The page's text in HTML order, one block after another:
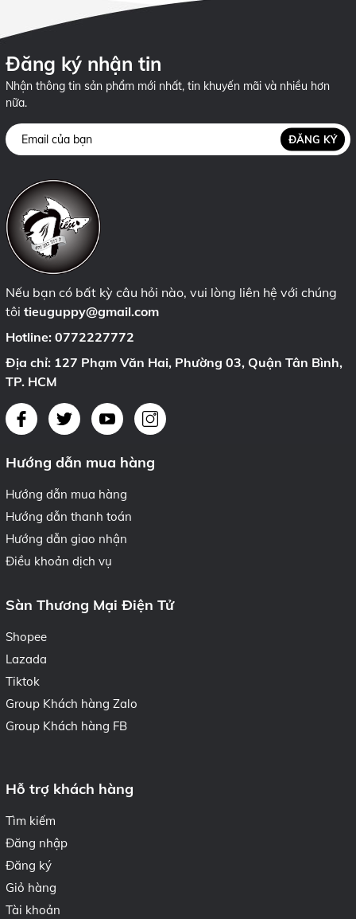
Đăng ký nhận tin
Nhận thông tin sản phẩm mới nhất, tin khuyến mãi và nhiều hơn
nữa.
ĐĂNG KÝ
Nếu bạn có bất kỳ câu hỏi nào, vui lòng liên hệ với chúng
tôi tieuguppy@gmail.com
Hotline: 0772227772
Địa chỉ: 127 Phạm Văn Hai, Phường 03, Quận Tân Bình,
TP. HCM
Hướng dẫn mua hàng
Hướng dẫn mua hàng
Hướng dẫn thanh toán
Hướng dẫn giao nhận
Điều khoản dịch vụ
Sàn Thương Mại Điện Tử
Shopee
Lazada
Tiktok
Group Khách hàng Zalo
Group Khách hàng FB
Hỗ trợ khách hàng
Tìm kiếm
Đăng nhập
Đăng ký
Giỏ hàng
Tài khoản